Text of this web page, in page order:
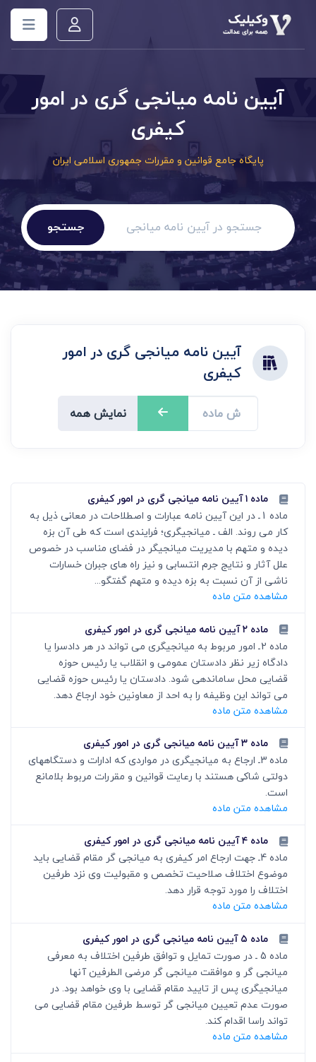
آیین نامه میانجی گری در امور
کیفری
پایگاه جامع قوانین و مقررات جمهوری اسلامی ایران
جستجو
آیین نامه میانجی گری در امور
کیفری
نمایش همه
ماده ۱ آیین نامه میانجی گری در امور کیفری
ماده 1ـ در این آیین ‏نامه‏ عبارات و اصطلاحات در معانی ذیل به
کار می روند. الف ـ میانجی‏گری؛ فرایندی است که طی آن بزه‏
دیده‏ و متهم با مدیریت میانجی‏گر در فضای مناسب در خصوص
علل آثار و نتایج جرم انتسابی و نیز راه های جبران خسارات
ناشی از آن نسبت به بزه ‏دیده‏ و متهم گفتگو...
مشاهده متن ماده
ماده ۲ آیین نامه میانجی گری در امور کیفری
ماده 2ـ امور مربوط به میانجی‏گری می تواند در هر دادسرا یا
دادگاه زیر نظر دادستان عمومی و انقلاب یا رئیس حوزه
قضایی محل ساماندهی شود. دادستان یا رئیس حوزه قضایی
می ­تواند این وظیفه را به احد از معاونین خود ارجاع دهد.
مشاهده متن ماده
ماده ۳ آیین نامه میانجی گری در امور کیفری
ماده 3ـ ارجاع به میانجی‏گری در مواردی که ادارات و دستگاه­های
دولتی شاکی هستند با رعایت قوانین و مقررات مربوط بلامانع
است.
مشاهده متن ماده
ماده ۴ آیین نامه میانجی گری در امور کیفری
ماده 4ـ جهت ارجاع امر کیفری به میانجی گر مقام قضایی باید
موضوع اختلاف صلاحیت تخصص و مقبولیت وی نزد طرفین
اختلاف را مورد توجه قرار دهد.
مشاهده متن ماده
ماده ۵ آیین نامه میانجی گری در امور کیفری
ماده 5 ـ در صورت تمایل و توافق طرفین اختلاف به معرفی
میانجی گر و موافقت میانجی گر مرضی الطرفین آنها
میانجی‏گری پس از تایید مقام قضایی با وی خواهد بود. در
صورت عدم تعیین میانجی گر توسط طرفین مقام قضایی می
تواند راسا اقدام کند.
مشاهده متن ماده